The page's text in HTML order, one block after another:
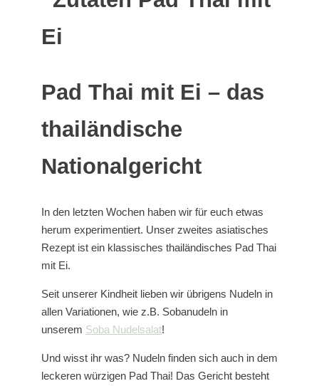
Pad Thai mit Ei – das
thailändische
Nationalgericht
In den letzten Wochen haben wir für euch etwas
herum experimentiert. Unser zweites asiatisches
Rezept ist ein klassisches thailändisches Pad Thai
mit Ei.
Seit unserer Kindheit lieben wir übrigens Nudeln in
allen Variationen, wie z.B. Sobanudeln in
unserem Soba Nudelsalat!
Und wisst ihr was? Nudeln finden sich auch in dem
leckeren würzigen Pad Thai! Das Gericht besteht